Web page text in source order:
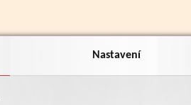
Nastavení